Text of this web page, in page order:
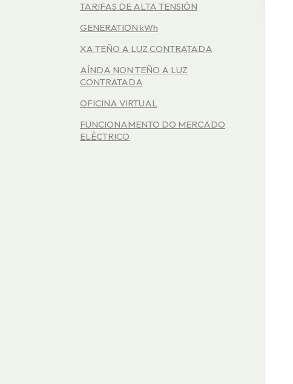
TARIFAS DE ALTA TENSIÓN
GENERATION kWh
XA TEÑO A LUZ CONTRATADA
AÍNDA NON TEÑO A LUZ
CONTRATADA
OFICINA VIRTUAL
FUNCIONAMENTO DO MERCADO
ELÉCTRICO